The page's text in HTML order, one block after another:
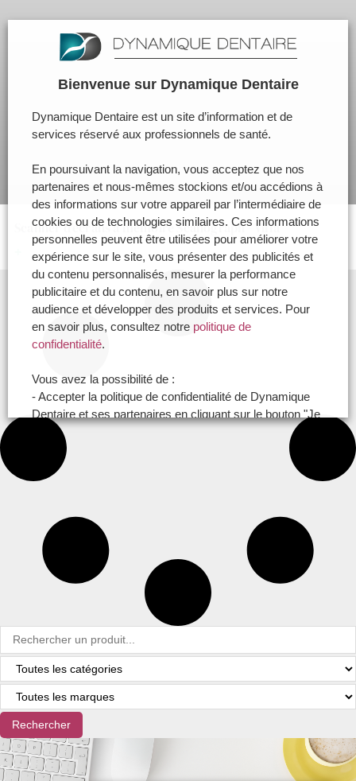
Scanner d’écrans à mémoire Scanograph - Villa
Rechercher
Bienvenue sur Dynamique Dentaire
Dynamique Dentaire est un site d’information et de
services réservé aux professionnels de santé.
En poursuivant la navigation, vous acceptez que nos
partenaires et nous-mêmes stockions et/ou accédions à
des informations sur votre appareil par l’intermédiaire de
cookies ou de technologies similaires. Ces informations
personnelles peuvent être utilisées pour améliorer votre
expérience sur le site, vous présenter des publicités et
du contenu personnalisés, mesurer la performance
publicitaire et du contenu, en savoir plus sur notre
audience et développer des produits et services. Pour
en savoir plus, consultez notre politique de
confidentialité.
Vous avez la possibilité de :
- Accepter la politique de confidentialité de Dynamique
Dentaire et ses partenaires en cliquant sur le bouton "Je
certifie être un professionnel de santé et accepte la
politique de confidentialité"
- Paramétrer vos choix pour accepter les cookies ou
non en cliquant sur le bouton "Je souhaite Gérer mes
Je certifie être un professionnel de santé et je
souhaite gérer mes préférences
Je certifie être un professionnel de
santé et accepte la politique de
confidentialité